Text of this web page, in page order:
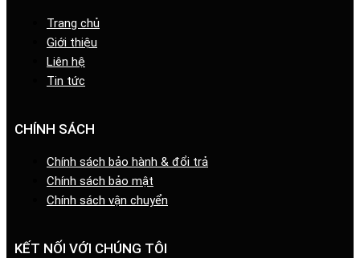
Trang chủ
Giới thiệu
Liên hệ
Tin tức
CHÍNH SÁCH
Chính sách bảo hành & đổi trả
Chính sách bảo mật
Chính sách vận chuyển
KẾT NỐI VỚI CHÚNG TÔI